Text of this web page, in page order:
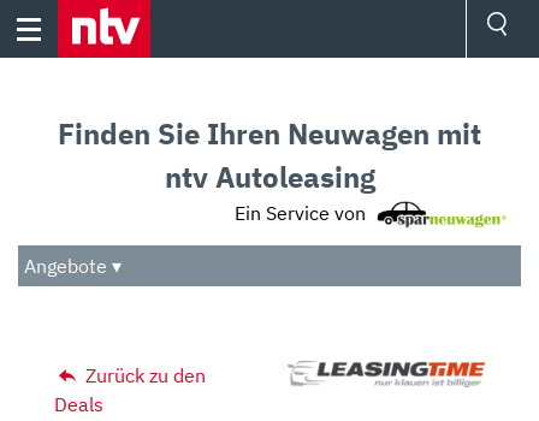
Skip
Audio
Das Beste
Finden Sie Ihren Neuwagen mit
ntv Autoleasing
Ein Service von
Angebote ▾
Zurück zu den
Deals